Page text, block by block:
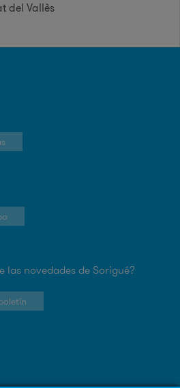
del Vallès
las novedades de Sorigué?